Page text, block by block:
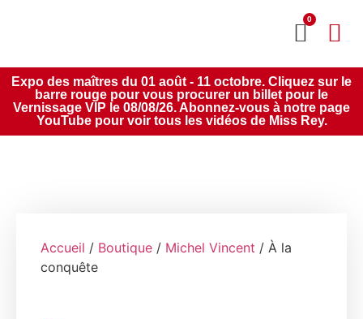
0
Expo des maîtres du 01 août - 11 octobre. Cliquez sur le
barre rouge pour vous procurer un billet pour le
Vernissage VIP le 08/08/26. Abonnez-vous à notre page
YouTube pour voir tous les vidéos de Miss Rey.
Accueil / Boutique / Michel Vincent / À la
conquête